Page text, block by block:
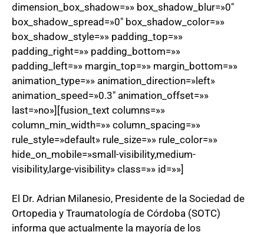
dimension_box_shadow=»» box_shadow_blur=»0″
box_shadow_spread=»0″ box_shadow_color=»»
box_shadow_style=»» padding_top=»»
padding_right=»» padding_bottom=»»
padding_left=»» margin_top=»» margin_bottom=»»
animation_type=»» animation_direction=»left»
animation_speed=»0.3″ animation_offset=»»
last=»no»][fusion_text columns=»»
column_min_width=»» column_spacing=»»
rule_style=»default» rule_size=»» rule_color=»»
hide_on_mobile=»small-visibility,medium-
visibility,large-visibility» class=»» id=»»]
El Dr. Adrian Milanesio, Presidente de la Sociedad de
Ortopedia y Traumatología de Córdoba (SOTC)
informa que actualmente la mayoría de los